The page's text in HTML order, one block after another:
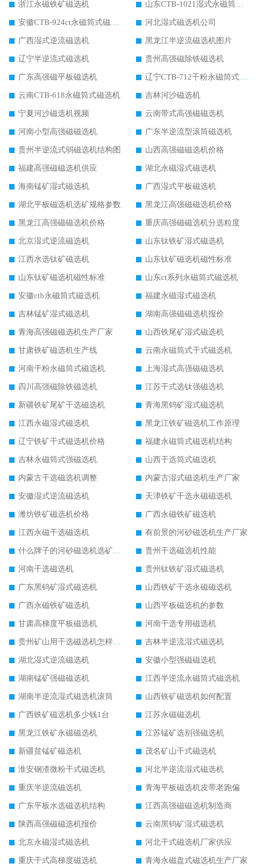
浙江永磁铁矿磁选机
山东CTB-1021湿式永磁筒式磁选机
安徽CTB-924ct永磁筒式磁选机
河北湿式磁选机公司
广西湿式逆流磁选机
黑龙江半逆流磁选机图片
辽宁半逆流式磁选机
贵州高强磁除铁磁选机
广东高强磁平板磁选机
辽宁CTB-712干粉永磁筒式磁选机
云南CTB-618永磁筒式磁选机
吉林河沙磁选机
宁夏河沙磁选机视频
云南带式高强磁磁选机
河南小型高强磁磁选机
广东半逆流型滚筒磁选机
贵州半逆流式弱磁选机结构图
山西高强磁磁选机价格
福建高强磁磁选机供应
湖北永磁湿式磁选机
海南锰矿湿式磁选机
广西湿式平板磁选机
湖北平板磁选机选矿规格参数
黑龙江高强磁磁选机价格
黑龙江高强磁磁选机价格
重庆高强磁磁选机分选粒度
北京湿式逆流磁选机
山东钛铁矿湿式磁选机
江西水选钛矿磁选机
山东钛矿磁选机磁性标准
山东钛矿磁选机磁性标准
山东ct系列永磁筒式磁选机
安徽ctb永磁筒式磁选机
福建永磁湿式磁选机
吉林锰矿湿式磁选机
湖南高强磁磁选机报价
青海高强磁磁选机生产厂家
山西铁尾矿湿式磁选机
甘肃铁矿磁选机生产线
云南永磁筒式干式磁选机
河南干粉永磁筒式磁选机
上海湿式高强磁磁选机
四川高强磁除铁磁选机
江苏干式选钛强磁选机
新疆铁矿尾矿干选磁选机
青海黑钨矿湿式磁选机
江西永磁湿式磁选机
黑龙江铁矿磁选机工作原理
辽宁铁矿干式磁选机价格
福建永磁筒式磁选机结构
吉林永磁筒式强磁选机
山西干选筒式磁选机
内蒙古干选磁选机调整
内蒙古湿式磁选机生产厂家
安徽湿式逆流磁选机
天津铁矿干选永磁磁选机
潍坊铁矿磁选机价格
广西永磁铁矿磁选机
江西永磁干选磁选机
有前景的河砂磁选机生产厂家
什么牌子的河砂磁选机选矿效果好
贵州干选磁选机性能
河南干选磁选机
贵州钛铁矿湿式磁选机
广东黑钨矿湿式磁选机
山西铁矿干选永磁磁选机
广西永磁铁矿磁选机
山西平板磁选机的参数
甘肃高梯度平板磁选机
河南干选专用磁选机
贵州矿山用干选磁选机怎样调磁
吉林半逆流湿式磁选机
湖北湿式逆流磁选机
安徽小型强磁磁选机
湖南锰矿强磁磁选机
江西半逆流永磁筒式磁选机
湖南半逆流湿式磁选机滚筒
山西铁矿磁选机如何配置
广西铁矿磁选机多少钱1台
江苏永磁磁选机
黑龙江铁矿永磁磁选机
江苏锰矿选别强磁选机
新疆贫锰矿磁选机
茂名矿山干式磁选机
淮安钢渣微粉干式磁选机
河北半逆流湿式磁选机
重庆半逆流磁选机
青海平板磁选机皮带老跑偏
广东平板水选磁选机结构
江西高强磁磁选机制造商
陕西高强磁磁选机报价
云南黑钨矿湿式磁选机
北京永磁湿式磁选机
河北干式磁选机厂家供应
重庆干式高梯度磁选机
青海永磁盘式磁选机生产厂家